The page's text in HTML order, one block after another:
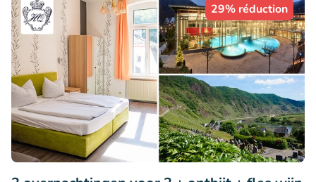
29% réduction